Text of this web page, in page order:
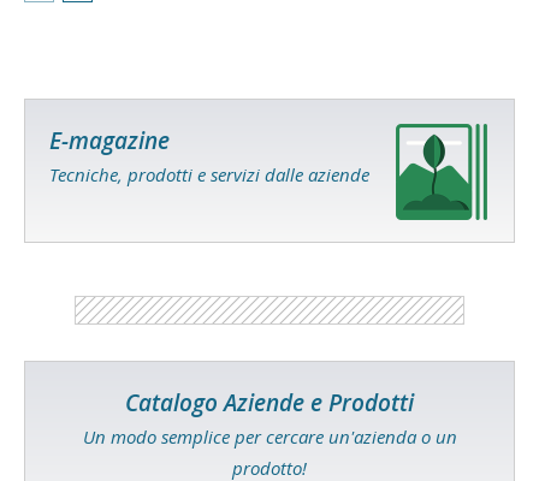
E-magazine
Tecniche, prodotti e servizi dalle aziende
Catalogo Aziende e Prodotti
Un modo semplice per cercare un'azienda o un
prodotto!